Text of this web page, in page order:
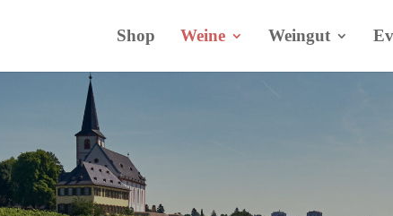
Shop Weine Weingut